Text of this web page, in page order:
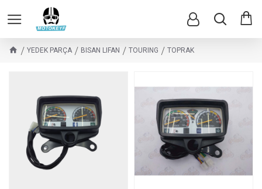
YEDEK PARÇA BISAN LIFAN TOURING TOPRAK